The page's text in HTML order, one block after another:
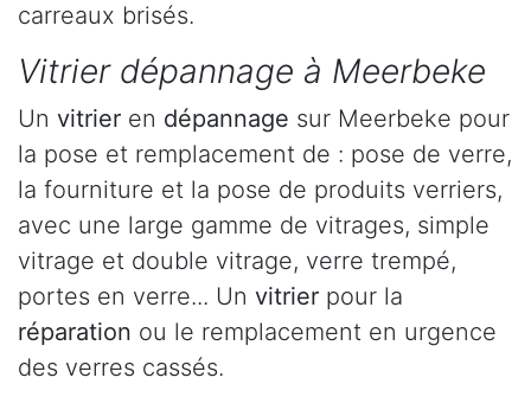
carreaux brisés.
Vitrier dépannage à Meerbeke
Un vitrier en dépannage sur Meerbeke pour
la pose et remplacement de : pose de verre,
la fourniture et la pose de produits verriers,
avec une large gamme de vitrages, simple
vitrage et double vitrage, verre trempé,
portes en verre... Un vitrier pour la
réparation ou le remplacement en urgence
des verres cassés.